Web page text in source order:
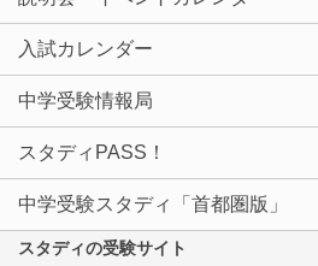
入試カレンダー
中学受験情報局
スタディPASS！
中学受験スタディ「首都圏版」
スタディの受験サイト